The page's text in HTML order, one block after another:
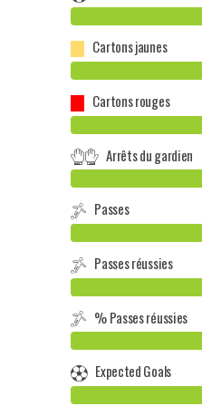
Cartons jaunes
Cartons rouges
Arrêts du gardien
Passes
Passes réussies
% Passes réussies
Expected Goals